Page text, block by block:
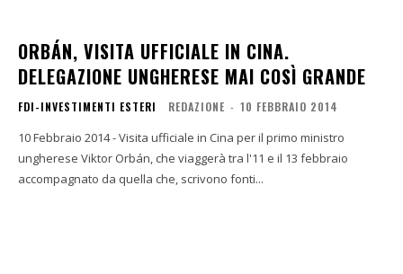
ORBÁN, VISITA UFFICIALE IN CINA.
DELEGAZIONE UNGHERESE MAI COSÌ GRANDE
FDI-INVESTIMENTI ESTERI REDAZIONE - 10 FEBBRAIO 2014
10 Febbraio 2014 - Visita ufficiale in Cina per il primo ministro
ungherese Viktor Orbán, che viaggerà tra l'11 e il 13 febbraio
accompagnato da quella che, scrivono fonti...